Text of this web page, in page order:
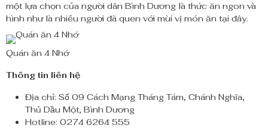
một lựa chọn của người dân Bình Dương là thức ăn ngon và
hình như là nhiều người đã quen với mùi vị món ăn tại đây.
Quán ăn 4 Nhớ
Thông tin liên hệ
Địa chỉ: Số 09 Cách Mạng Tháng Tám, Chánh Nghĩa,
Thủ Dầu Một, Bình Dương
Hotline: 0274 6264 555